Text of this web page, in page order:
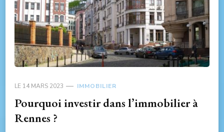
LE 14 MARS 2023 IMMOBILIER
Pourquoi investir dans l’immobilier à
Rennes ?